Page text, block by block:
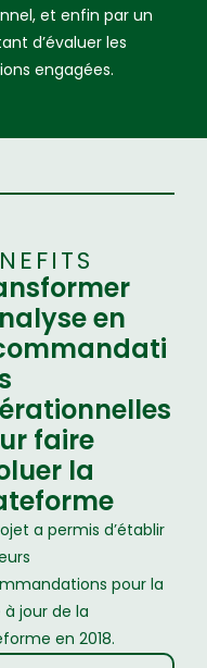
et enfin par un
d’évaluer les
engagées.
en
faire
la
a permis d’établir
pour la
à jour de la
en 2018.